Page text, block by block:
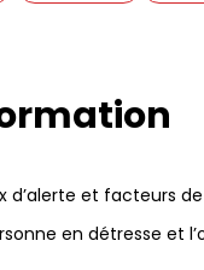
d’alerte et facteurs
en détresse et